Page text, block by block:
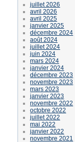
juillet 2026
avril 2026
avril 2025
janvier 2025
décembre 2024
août 2024
juillet 2024
juin 2024
mars 2024
janvier 2024
décembre 2023
novembre 2023
mars 2023
janvier 2023
novembre 2022
octobre 2022
juillet 2022
mai 2022
janvier 2022
novembre 2021